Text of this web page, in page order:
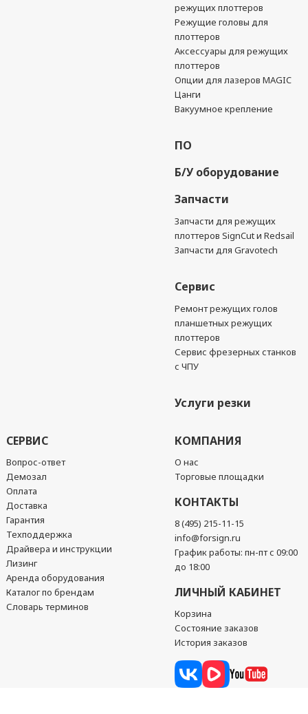
режущих плоттеров
Режущие головы для
плоттеров
Аксессуары для режущих
плоттеров
Опции для лазеров MAGIC
Цанги
Вакуумное крепление
ПО
Б/У оборудование
Запчасти
Запчасти для режущих
плоттеров SignCut и Redsail
Запчасти для Gravotech
Сервис
Ремонт режущих голов
планшетных режущих
плоттеров
Сервис фрезерных станков
с ЧПУ
Услуги резки
СЕРВИС
Вопрос-ответ
Демозал
Оплата
Доставка
Гарантия
Техподдержка
Драйвера и инструкции
Лизинг
Аренда оборудования
Каталог по брендам
Словарь терминов
КОМПАНИЯ
О нас
Торговые площадки
КОНТАКТЫ
8 (495) 215-11-15
info@forsign.ru
График работы: пн-пт с 09:00
до 18:00
ЛИЧНЫЙ КАБИНЕТ
Корзина
Состояние заказов
История заказов